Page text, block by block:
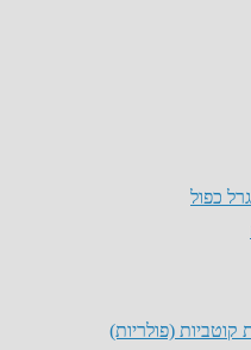
כפול
קוטביות (פולריות)